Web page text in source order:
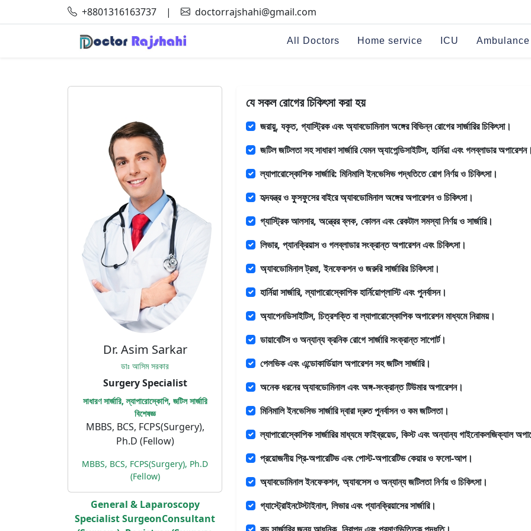
+8801316163737 | doctorrajshahi@gmail.com
All Doctors Home service ICU Ambulance
Dr. Asim Sarkar
ডাঃ আসিম সরকার
Surgery Specialist
সাধারণ সার্জারি, ল্যাপারোস্কোপি, জটিল সার্জারি
বিশেষজ্ঞ
MBBS, BCS, FCPS(Surgery),
Ph.D (Fellow)
MBBS, BCS, FCPS(Surgery), Ph.D
(Fellow)
General & Laparoscopy
Specialist SurgeonConsultant
যে সকল রোগের চিকিৎসা করা হয়
জরায়ু, যকৃত, গ্যাস্ট্রিক এবং অ্যাবডোমিনাল অঙ্গের বিভিন্ন রোগের সার্জারির চিকিৎসা।
জটিল জটিলতা সহ সাধারণ সার্জারি যেমন অ্যাপেন্ডিসাইটিস, হার্নিয়া এবং গলব্লাডার অপারেশন।
ল্যাপারোস্কোপিক সার্জারি: মিনিমালি ইনভেসিভ পদ্ধতিতে রোগ নির্ণয় ও চিকিৎসা।
হৃদযন্ত্র ও ফুসফুসের বাইরে অ্যাবডোমিনাল অঙ্গের অপারেশন ও চিকিৎসা।
গ্যাস্ট্রিক আলসার, অন্ত্রের ব্লক, কোলন এবং রেকটাল সমস্যা নির্ণয় ও সার্জারি।
লিভার, প্যানক্রিয়াস ও গলব্লাডার সংক্রান্ত অপারেশন এবং চিকিৎসা।
অ্যাবডোমিনাল ট্রমা, ইনফেকশন ও জরুরি সার্জারির চিকিৎসা।
হার্নিয়া সার্জারি, ল্যাপারোস্কোপিক হার্নিয়োপ্লাস্টি এবং পুনর্বাসন।
অ্যাপেনডিসাইটিস, চিত্রশক্তি বা ল্যাপারোস্কোপিক অপারেশন মাধ্যমে নিরাময়।
ডায়াবেটিস ও অন্যান্য ক্রনিক রোগে সার্জারি সংক্রান্ত সাপোর্ট।
পেলভিক এবং এন্ডোকার্ডিয়াল অপারেশন সহ জটিল সার্জারি।
অনেক ধরনের অ্যাবডোমিনাল এবং অঙ্গ-সংক্রান্ত টিউমার অপারেশন।
মিনিমালি ইনভেসিভ সার্জারি দ্বারা দ্রুত পুনর্বাসন ও কম জটিলতা।
ল্যাপারোস্কোপিক সার্জারির মাধ্যমে ফাইব্রয়েড, কিস্ট এবং অন্যান্য গাইনোকলজিক্যাল
প্রয়োজনীয় প্রি-অপারেটিভ এবং পোস্ট-অপারেটিভ কেয়ার ও ফলো-আপ।
অ্যাবডোমিনাল ইনফেকশন, অ্যাবসেস ও অন্যান্য জটিলতা নির্ণয় ও চিকিৎসা।
গ্যাস্ট্রোইনটেস্টাইনাল, লিভার এবং প্যানক্রিয়াসের সার্জারি।